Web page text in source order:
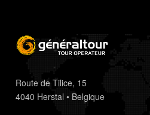
Route de Tilice, 15
4040 Herstal • Belgique